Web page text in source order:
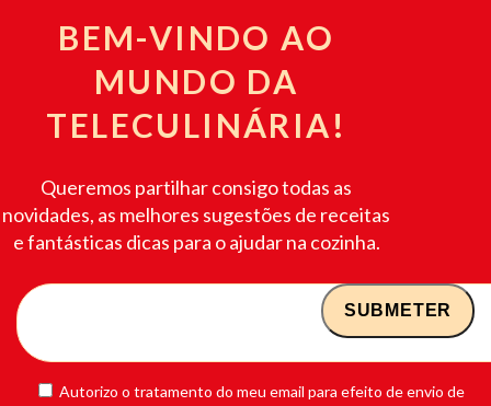
BEM-VINDO AO
MUNDO DA
TELECULINÁRIA!
Queremos partilhar consigo todas as
novidades, as melhores sugestões de receitas
e fantásticas dicas para o ajudar na cozinha.
Autorizo o tratamento do meu email para efeito de envio de